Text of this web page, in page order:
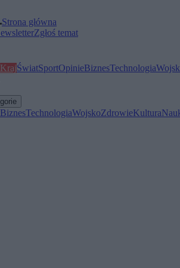
Strona główna
Zgłoś temat
KrajŚwiatSportOpinieBiznesTechnologia
BiznesTechnologiaWojskoZdrowieKultura